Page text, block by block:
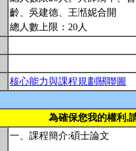
齡、吳建德、王湉妮合開
總人數上限：20人
核心能力與課程規劃關聯圖
為確保您我的權利,
一、課程簡介:碩士論文